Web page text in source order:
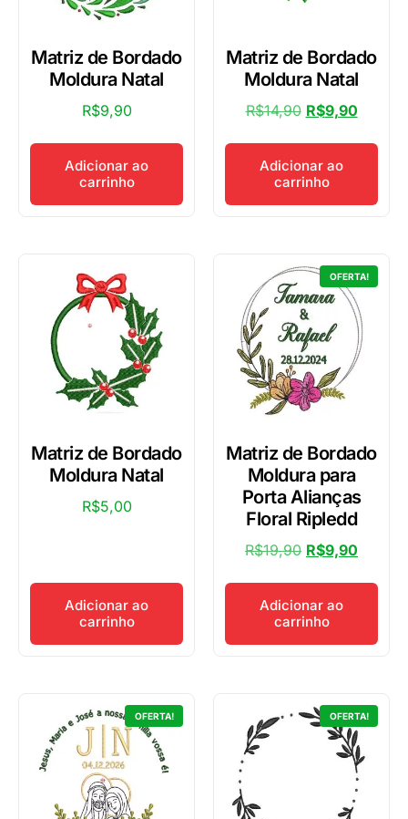
Matriz de Bordado
Moldura Natal
R$9,90
Adicionar ao
carrinho
Matriz de Bordado
Moldura Natal
R$14,90 R$9,90
Adicionar ao
carrinho
Matriz de Bordado
Moldura Natal
R$5,00
Adicionar ao
carrinho
OFERTA!
Matriz de Bordado
Moldura para
Porta Alianças
Floral Ripledd
R$19,90 R$9,90
Adicionar ao
carrinho
OFERTA! OFERTA!